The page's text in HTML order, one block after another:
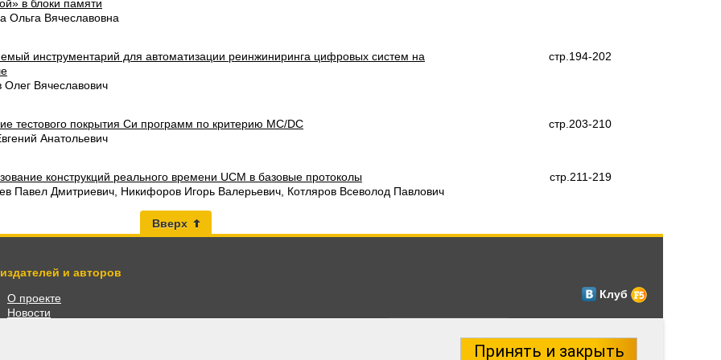
в блоки памяти
Ольга Вячеславовна
инструментарий для автоматизации реинжиниринга цифровых систем на
стр.194-202
Вячеславович
тестового покрытия Си программ по критерию MC/DC
стр.203-210
Анатольевич
конструкций реального времени UCM в базовые протоколы
стр.211-219
Павел Дмитриевич, Никифоров Игорь Валерьевич, Котляров Всеволод Павлович
Вверх
и авторов
О проекте
Новости
Клуб
Принять и закрыть